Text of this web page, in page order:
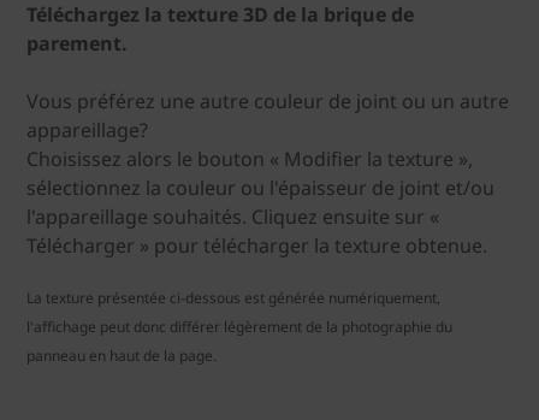
Téléchargez la texture 3D de la brique de
parement.
Vous préférez une autre couleur de joint ou un autre
appareillage?
Choisissez alors le bouton « Modifier la texture »,
sélectionnez la couleur ou l'épaisseur de joint et/ou
l'appareillage souhaités. Cliquez ensuite sur «
Télécharger » pour télécharger la texture obtenue.
La texture présentée ci-dessous est générée numériquement,
l'affichage peut donc différer légèrement de la photographie du
panneau en haut de la page.